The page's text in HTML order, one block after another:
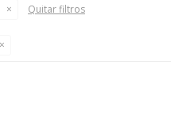
Quitar filtros